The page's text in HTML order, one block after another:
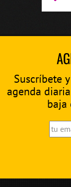
Suscríbete
agenda
baja